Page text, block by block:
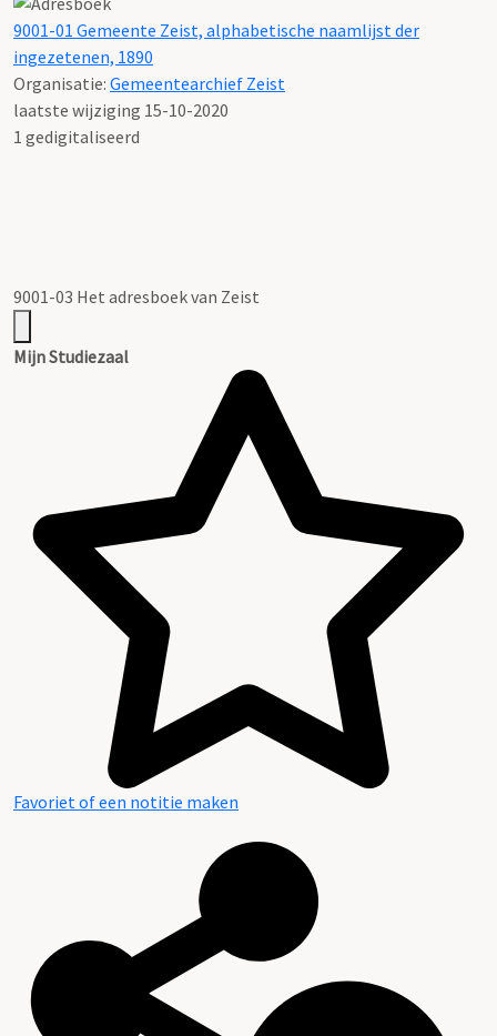
9001-01 Gemeente Zeist, alphabetische naamlijst der
ingezetenen, 1890
Organisatie: Gemeentearchief Zeist
laatste wijziging 15-10-2020
1 gedigitaliseerd
9001-03 Het adresboek van Zeist
Mijn Studiezaal
Favoriet of een notitie maken